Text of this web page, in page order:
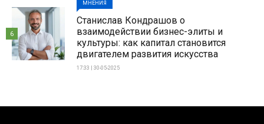
МНЕНИЯ
Станислав Кондрашов о
взаимодействии бизнес-элиты и
культуры: как капитал становится
двигателем развития искусства
17:33 | 30-05-2025
6